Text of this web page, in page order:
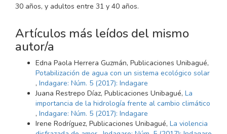
30 años, y adultos entre 31 y 40 años.
Artículos más leídos del mismo
autor/a
Edna Paola Herrera Guzmán, Publicaciones Unibagué,
Potabilización de agua con un sistema ecológico solar
, Indagare: Núm. 5 (2017): Indagare
Juana Restrepo Díaz, Publicaciones Unibagué, La
importancia de la hidrología frente al cambio climático
, Indagare: Núm. 5 (2017): Indagare
Irene Rodríguez, Publicaciones Unibagué, La violencia